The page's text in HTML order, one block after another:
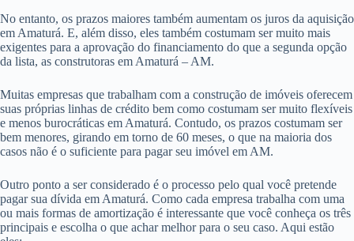
No entanto, os prazos maiores também aumentam os juros da aquisição
em Amaturá. E, além disso, eles também costumam ser muito mais
exigentes para a aprovação do financiamento do que a segunda opção
da lista, as construtoras em Amaturá – AM.
Muitas empresas que trabalham com a construção de imóveis oferecem
suas próprias linhas de crédito bem como costumam ser muito flexíveis
e menos burocráticas em Amaturá. Contudo, os prazos costumam ser
bem menores, girando em torno de 60 meses, o que na maioria dos
casos não é o suficiente para pagar seu imóvel em AM.
Outro ponto a ser considerado é o processo pelo qual você pretende
pagar sua dívida em Amaturá. Como cada empresa trabalha com uma
ou mais formas de amortização é interessante que você conheça os três
principais e escolha o que achar melhor para o seu caso. Aqui estão